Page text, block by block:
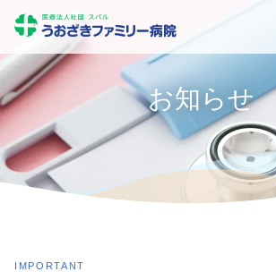
お知らせ
IMPORTANT